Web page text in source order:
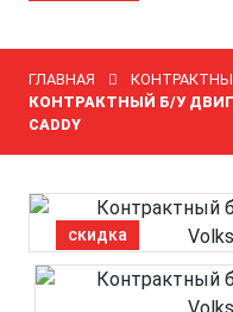
ГЛАВНАЯ
КОНТРАКТНЫЙ Б/У
CADDY
скидка